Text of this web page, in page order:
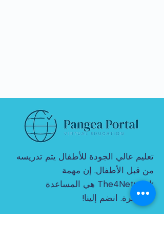
تعليم عالي الجودة للأطفال يتم تدريسه
من قبل الأطفال. إن مهمة
The4Network هي المساعدة
المباشرة. انضم إلينا!
© 2021 بواسطة THE4NETWORK المحدودة